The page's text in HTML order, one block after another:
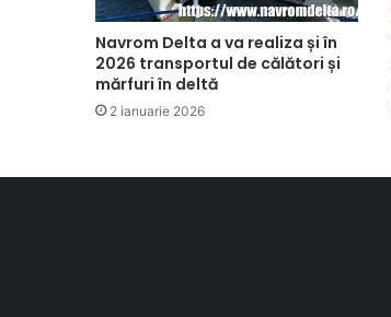
Navrom Delta a va realiza și în
2026 transportul de călători și
mărfuri în deltă
2 ianuarie 2026